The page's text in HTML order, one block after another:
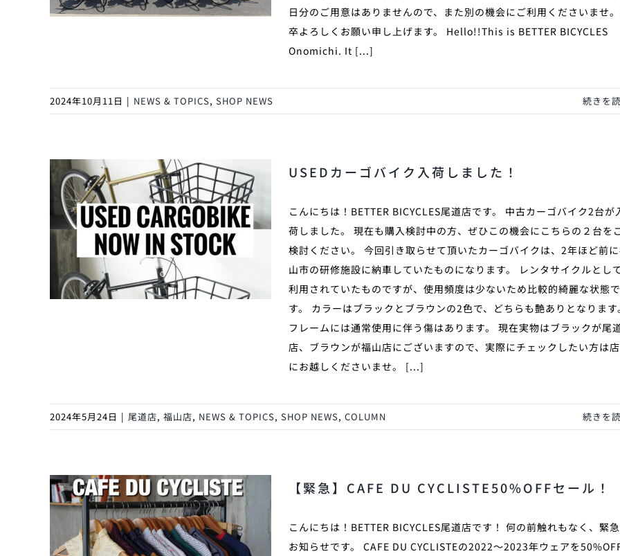
日分のご用意はありませんので、また別の機会にご利用くださいませ
卒よろしくお願い申し上げます。 Hello!!This is BETTER BICYCLES
Onomichi. It [...]
2024年10月11日 | NEWS & TOPICS, SHOP NEWS 続きを
USEDカーゴバイク入荷しました！
こんにちは！BETTER BICYCLES尾道店です。 中古カーゴバイク2台が
荷しました。 現在も購入検討中の方、ぜひこの機会にこちらの２台を
検討ください。 今回引き取らせて頂いたカーゴバイクは、2年ほど前
山市の研修施設に納車していたものになります。 レンタサイクルとし
利用されていたものですが、使用頻度は少ないため比較的綺麗な状態で
す。 カラーはブラックとブラウンの2色で、どちらも艶ありとなります。
フレームには通常使用に伴う傷はあります。 現在実物はブラックが尾
店、ブラウンが福山店にございますので、実際にチェックしたい方は
にお越しくださいませ。 [...]
2024年5月24日 | 尾道店, 福山店, NEWS & TOPICS, SHOP NEWS, COLUMN 続きを
【緊急】CAFE DU CYCLISTE50%OFFセール！
こんにちは！BETTER BICYCLES尾道店です！ 何の前触れもなく、緊
お知らせです。 CAFE DU CYCLISTEの2022〜2023年ウェアを